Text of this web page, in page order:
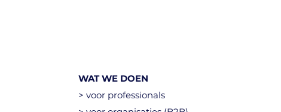
WAT WE DOEN
> voor professionals